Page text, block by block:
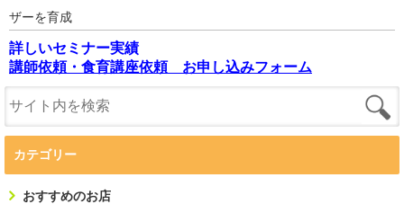
ザーを育成
詳しいセミナー実績
講師依頼・食育講座依頼 お申し込みフォーム
カテゴリー
おすすめのお店